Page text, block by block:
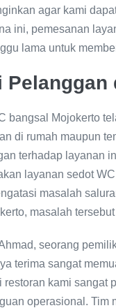
agar kami
ini, pemesanan
lama untuk
bangsal Mojokerto
di rumah maupun
terhadap layanan
layanan sedot
masalah
masalah
seorang
terima sangat
restoran kami sangat
operasional. Tim